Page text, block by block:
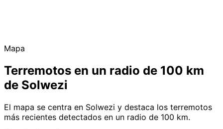
Mapa
Terremotos en un radio de 100 km
de Solwezi
El mapa se centra en Solwezi y destaca los terremotos
más recientes detectados en un radio de 100 km.